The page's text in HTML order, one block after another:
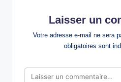
Laisser un
Votre adresse e-mail ne sera
obligatoires sont